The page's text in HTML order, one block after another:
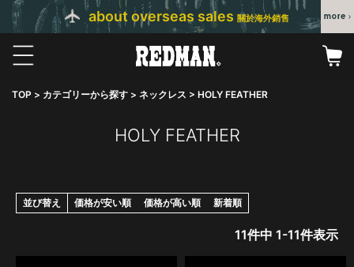
about overseas sales 關於海外銷售
TOP カテゴリーから探す ネックレス HOLY FEATHER
HOLY FEATHER
並び替え 価格が安い順 価格が高い順 新着順
11件中 1-11件表示